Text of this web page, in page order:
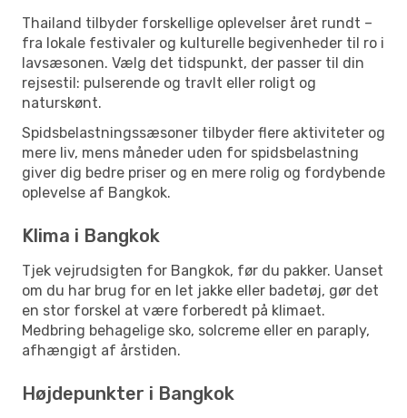
Thailand tilbyder forskellige oplevelser året rundt –
fra lokale festivaler og kulturelle begivenheder til ro i
lavsæsonen. Vælg det tidspunkt, der passer til din
rejsestil: pulserende og travlt eller roligt og
naturskønt.
Spidsbelastningssæsoner tilbyder flere aktiviteter og
mere liv, mens måneder uden for spidsbelastning
giver dig bedre priser og en mere rolig og fordybende
oplevelse af Bangkok.
Klima i Bangkok
Tjek vejrudsigten for Bangkok, før du pakker. Uanset
om du har brug for en let jakke eller badetøj, gør det
en stor forskel at være forberedt på klimaet.
Medbring behagelige sko, solcreme eller en paraply,
afhængigt af årstiden.
Højdepunkter i Bangkok